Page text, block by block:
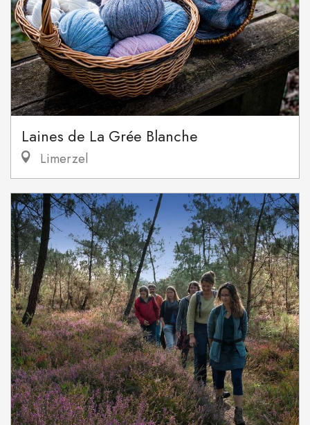
Laines de La Grée Blanche
Limerzel